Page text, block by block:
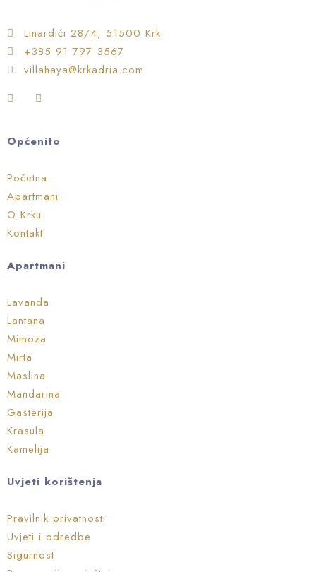
Linardići 28/4, 51500 Krk
+385 91 797 3567
villahaya@krkadria.com
Općenito
Početna
Apartmani
O Krku
Kontakt
Apartmani
Lavanda
Lantana
Mimoza
Mirta
Maslina
Mandarina
Gasterija
Krasula
Kamelija
Uvjeti korištenja
Pravilnik privatnosti
Uvjeti i odredbe
Sigurnost